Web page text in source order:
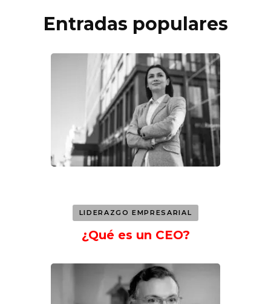
Entradas populares
LIDERAZGO EMPRESARIAL
¿Qué es un CEO?